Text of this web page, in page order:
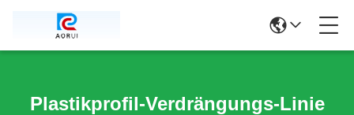
Plastikprofil-Verdrängungs-Linie